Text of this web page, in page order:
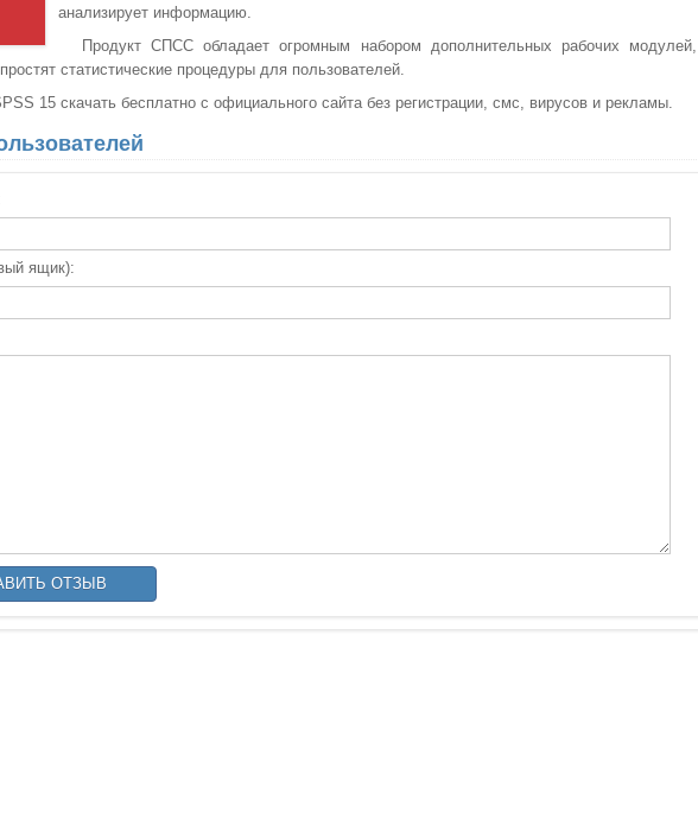
анализирует информацию.
Продукт СПСС обладает огромным набором дополнительных рабочих модулей,
статистические процедуры для пользователей.
15 скачать бесплатно с официального сайта без регистрации, смс, вирусов и рекламы.
ящик):